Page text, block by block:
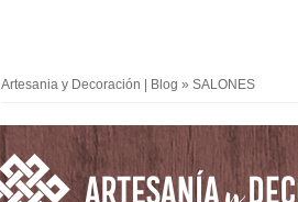
Artesania y Decoración | Blog » SALONES